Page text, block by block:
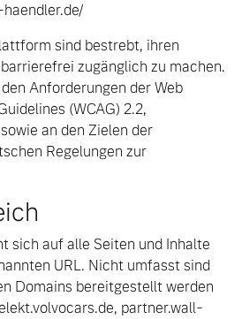
sind bestrebt, ihren
zugänglich zu machen.
Anforderungen der Web
(WCAG) 2.2,
an den Zielen der
Regelungen zur
sich auf alle Seiten und Inhalte
URL. Nicht umfasst sind
Domains bereitgestellt werden
partner.wall-